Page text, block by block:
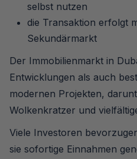
selbst nutzen
die Transaktion erfolgt
Sekundärmarkt
Der Immobilienmarkt in
Entwicklungen als auch
modernen Projekten,
Wolkenkratzer und
Viele Investoren
sie sofortige Einnahmen